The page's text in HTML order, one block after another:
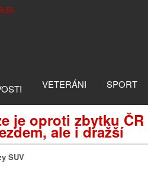
VETERÁNI SPORT
je oproti zbytku ČR
ale i dražší
SUV